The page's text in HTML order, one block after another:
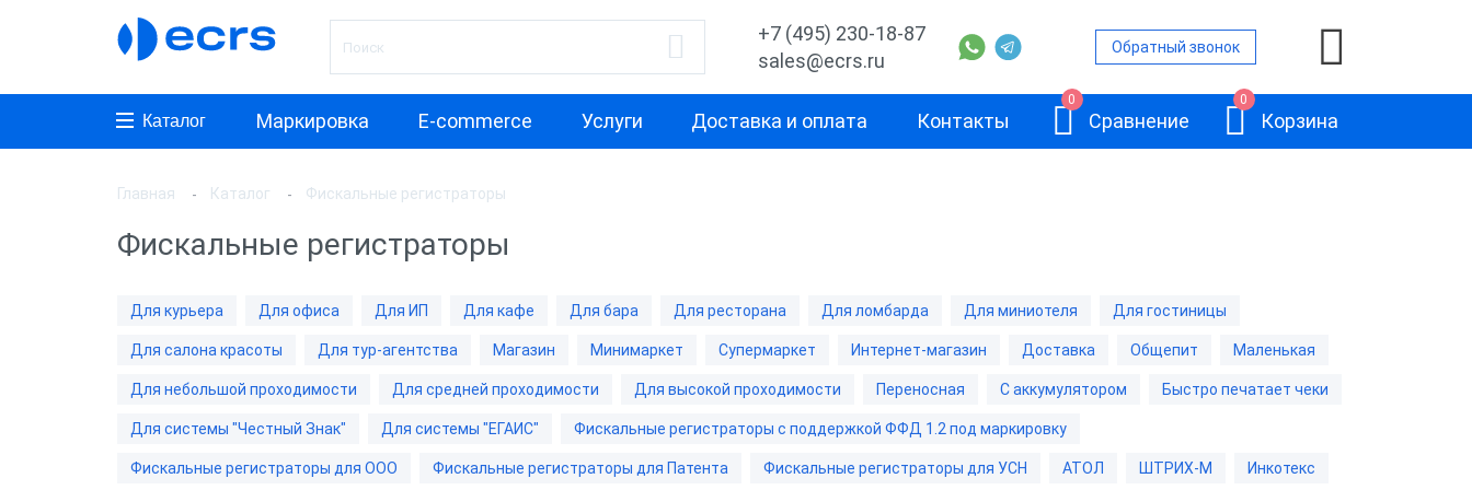
+7 (495) 230-18-87
sales@ecrs.ru
Обратный звонок
Каталог Маркировка E-commerce Услуги Доставка и оплата Контакты
0
Сравнение
0
Корзина
Производитель
АТОЛ
ЭВОТОР
Дримкас
POSCenter
Для кафе
Для бара
Для ресторана
проходимости
Для средней
проходимости
Для высокой
Главная Каталог Фискальные регистраторы
Фискальные регистраторы
Для курьера Для офиса Для ИП Для кафе Для бара Для ресторана Для ломбарда Для миниотеля Для гостиницы
Для салона красоты Для тур-агентства Магазин Минимаркет Супермаркет Интернет-магазин Доставка Общепит Маленькая
Для небольшой проходимости Для средней проходимости Для высокой проходимости Переносная С аккумулятором Быстро печатает чеки
Для системы "Честный Знак" Для системы "ЕГАИС" Фискальные регистраторы с поддержкой ФФД 1.2 под маркировку
Фискальные регистраторы для ООО Фискальные регистраторы для Патента Фискальные регистраторы для УСН АТОЛ ШТРИХ-М Инкотекс